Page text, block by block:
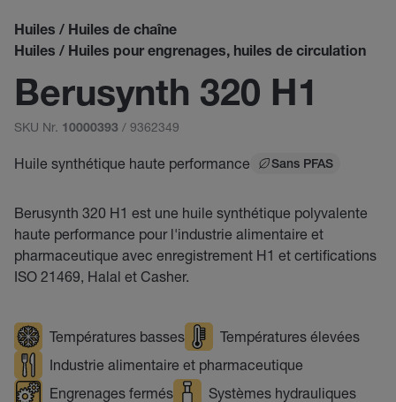
Huiles / Huiles de chaîne
Huiles / Huiles pour engrenages, huiles de circulation
Berusynth 320 H1
SKU Nr. 10000393 / 9362349
Huile synthétique haute performance Sans PFAS
Berusynth 320 H1 est une huile synthétique polyvalente
haute performance pour l'industrie alimentaire et
pharmaceutique avec enregistrement H1 et certifications
ISO 21469, Halal et Casher.
Températures basses
Températures élevées
Industrie alimentaire et pharmaceutique
Engrenages fermés
Systèmes hydrauliques